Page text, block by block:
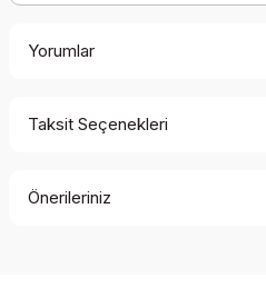
Yorumlar
Taksit Seçenekleri
Önerileriniz